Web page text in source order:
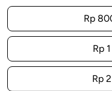
Rp
Rp
Rp